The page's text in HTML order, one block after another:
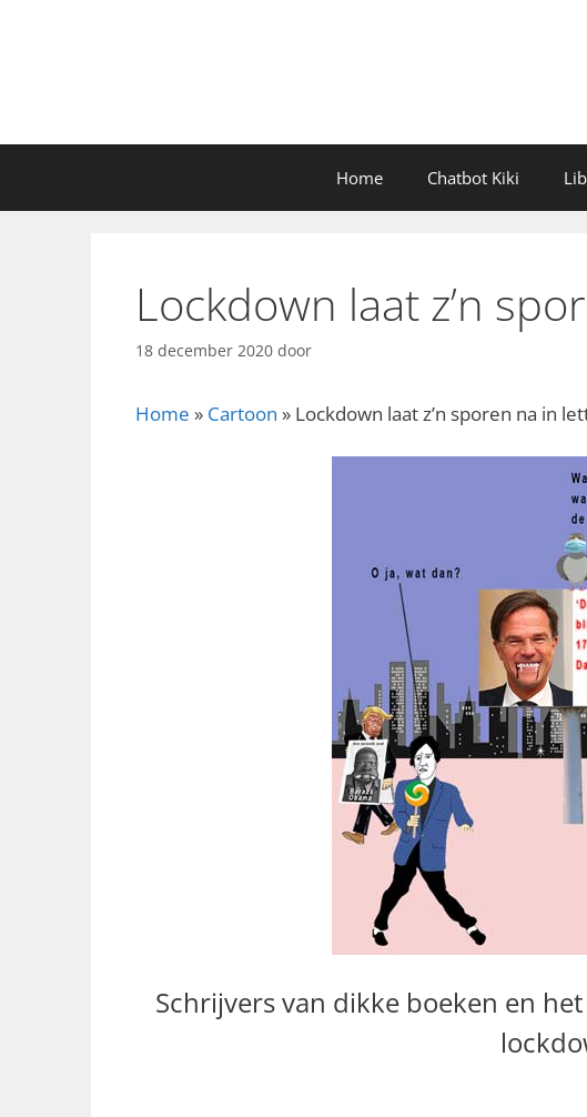
Home Chatbot Kiki
Lockdown laat z’n
18 december 2020 door
Home » Cartoon » Lockdown laat z’n sporen na in
Schrijvers van dikke boeken en